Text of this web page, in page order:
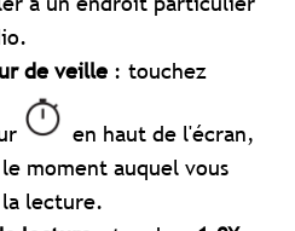
de veille : touchez
en haut de l'écran,
moment auquel vous
lecture.